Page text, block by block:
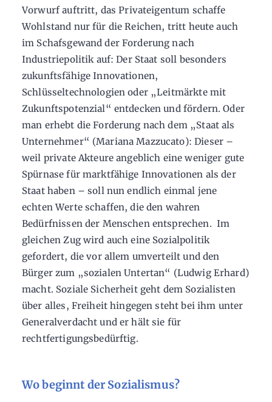
Vorwurf auftritt, das Privateigentum schaffe
Wohlstand nur für die Reichen, tritt heute auch
im Schafsgewand der Forderung nach
Industriepolitik auf: Der Staat soll besonders
zukunftsfähige Innovationen,
Schlüsseltechnologien oder „Leitmärkte mit
Zukunftspotenzial“ entdecken und fördern. Oder
man erhebt die Forderung nach dem „Staat als
Unternehmer“ (Mariana Mazzucato): Dieser –
weil private Akteure angeblich eine weniger gute
Spürnase für marktfähige Innovationen als der
Staat haben – soll nun endlich einmal jene
echten Werte schaffen, die den wahren
Bedürfnissen der Menschen entsprechen. Im
gleichen Zug wird auch eine Sozialpolitik
gefordert, die vor allem umverteilt und den
Bürger zum „sozialen Untertan“ (Ludwig Erhard)
macht. Soziale Sicherheit geht dem Sozialisten
über alles, Freiheit hingegen steht bei ihm unter
Generalverdacht und er hält sie für
rechtfertigungsbedürftig.
Wo beginnt der Sozialismus?